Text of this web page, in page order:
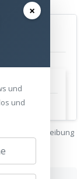
×
und
und